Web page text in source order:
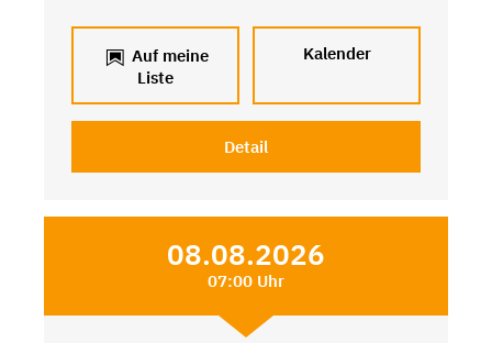
Auf meine
Liste
Kalender
Detail
08.08.2026
07:00 Uhr